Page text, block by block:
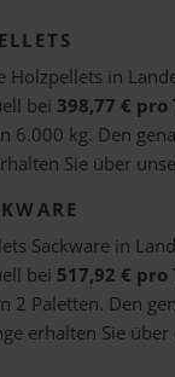
Holzpellets in
bei 398,77 € pro
6.000 kg. Den
Sie über
Sackware in
bei 517,92 € pro
2 Paletten. Den
erhalten Sie über